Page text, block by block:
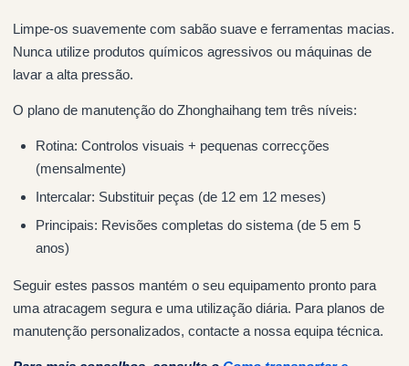
Limpe-os suavemente com sabão suave e ferramentas macias.
Nunca utilize produtos químicos agressivos ou máquinas de
lavar a alta pressão.
O plano de manutenção do Zhonghaihang tem três níveis:
Rotina: Controlos visuais + pequenas correcções
(mensalmente)
Intercalar: Substituir peças (de 12 em 12 meses)
Principais: Revisões completas do sistema (de 5 em 5
anos)
Seguir estes passos mantém o seu equipamento pronto para
uma atracagem segura e uma utilização diária. Para planos de
manutenção personalizados, contacte a nossa equipa técnica.